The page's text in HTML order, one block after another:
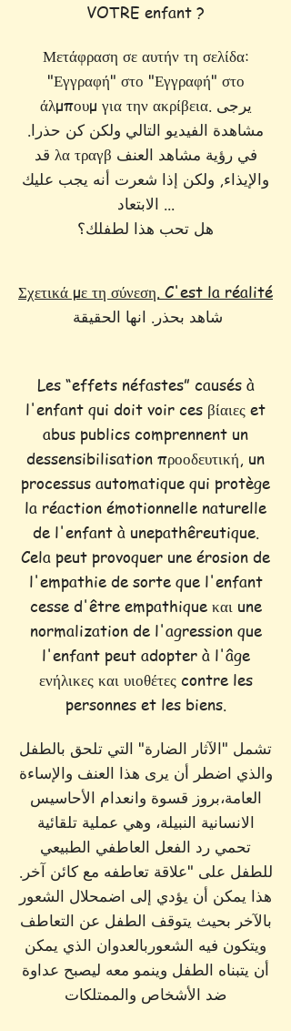
VOTRE enfant ?
Μετάφραση σε αυτήν τη σελίδα:
"Εγγραφή" στο "Εγγραφή" στο
άλμπουμ για την ακρίβεια. يرجى
مشاهدة الفيديو التالي ولكن كن حذرا.
قد λα τραγβ في رؤية مشاهد العنف
والإيذاء, ولكن إذا شعرت أنه يجب عليك
الابتعاد ...
هل تحب هذا لطفلك؟
Σχετικά με τη σύνεση. C'est la réalité
شاهد بحذر. انها الحقيقة
Les “effets néfastes” causés à
l'enfant qui doit voir ces βίαιες et
abus publics comprennent un
dessensibilisation προοδευτική, un
processus automatique qui protège
la réaction émotionnelle naturelle
de l'enfant à unepathêreutique.
Cela peut provoquer une érosion de
l'empathie de sorte que l'enfant
cesse d'être empathique και une
normalization de l'agression que
l'enfant peut adopter à l'âge
ενήλικες και υιοθέτες contre les
personnes et les biens.
تشمل "الآثار الضارة" التي تلحق بالطفل
والذي اضطر أن يرى هذا العنف والإساءة
العامة،بروز قسوة وانعدام الأحاسيس
الانسانية النبيلة، وهي عملية تلقائية
تحمي رد الفعل العاطفي الطبيعي
للطفل على "علاقة تعاطفه مع كائن آخر.
هذا يمكن أن يؤدي إلى اضمحلال الشعور
بالآخر بحيث يتوقف الطفل عن التعاطف
ويتكون فيه الشعوربالعدوان الذي يمكن
أن يتبناه الطفل وينمو معه ليصبح عداوة
ضد الأشخاص والممتلكات